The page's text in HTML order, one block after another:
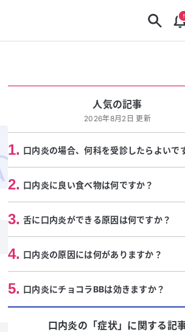
人気の記事
2026年8月2日 更新
1. 口内炎の場合、何科を受診したらよいで
2. 口内炎に良い食べ物は何ですか？
3. 舌に口内炎ができる原因は何ですか？
4. 口内炎の原因には何がありますか？
5. 口内炎にチョコラBBは効きますか？
口内炎の「症状」に関する記